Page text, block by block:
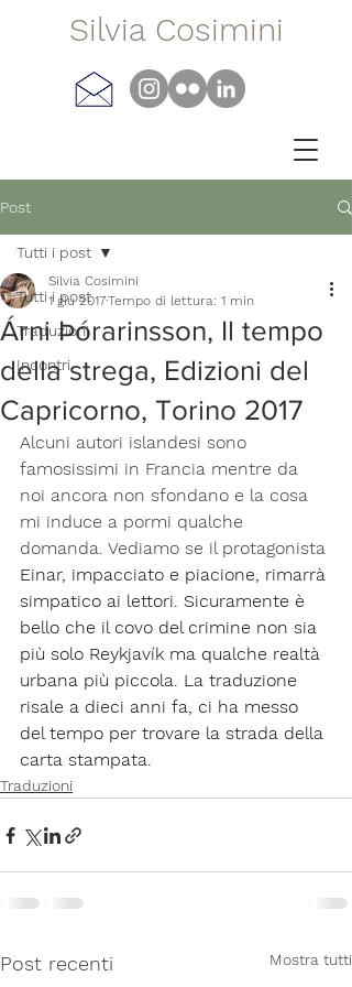
Silvia Cosimini
Post
Tutti i post
Traduzioni
Incontri
Tutti i post
Árni Þórarinsson, Il tempo
della strega, Edizioni del
Capricorno, Torino 2017
Silvia Cosimini
1 giu 2017Tempo di lettura: 1 min
Alcuni autori islandesi sono
famosissimi in Francia mentre da
noi ancora non sfondano e la cosa
mi induce a pormi qualche
domanda. Vediamo se il protagonista
Einar, impacciato e piacione, rimarrà
simpatico ai lettori. Sicuramente è
bello che il covo del crimine non sia
più solo Reykjavík ma qualche realtà
urbana più piccola. La traduzione
risale a dieci anni fa, ci ha messo
del tempo per trovare la strada della
carta stampata.
Traduzioni
Post recenti Mostra tutti